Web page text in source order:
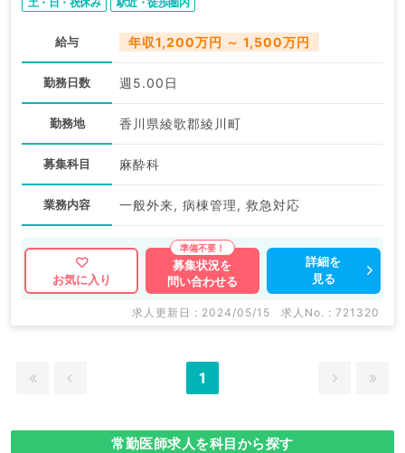
給与 年収1,200万円 ～ 1,500万円
勤務日数 週5.00日
勤務地 香川県綾歌郡綾川町
募集科目 麻酔科
業務内容 一般外来, 病棟管理, 救急対応
お気に入り
募集状況を
問い合わせる
詳細を
見る
求人更新日 : 2024/05/15 求人No. : 721320
1
常勤医師求人を科目から探す